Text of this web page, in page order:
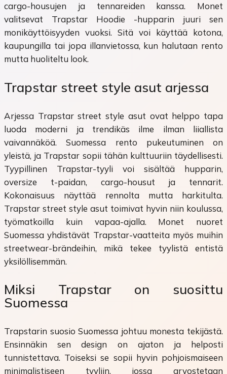
cargo-housujen ja tennareiden kanssa. Monet
valitsevat Trapstar Hoodie -hupparin juuri sen
monikäyttöisyyden vuoksi. Sitä voi käyttää kotona,
kaupungilla tai jopa illanvietossa, kun halutaan rento
mutta huoliteltu look.
Trapstar street style asut arjessa
Arjessa Trapstar street style asut ovat helppo tapa
luoda moderni ja trendikäs ilme ilman liiallista
vaivannäköä. Suomessa rento pukeutuminen on
yleistä, ja Trapstar sopii tähän kulttuuriin täydellisesti.
Tyypillinen Trapstar-tyyli voi sisältää hupparin,
oversize t-paidan, cargo-housut ja tennarit.
Kokonaisuus näyttää rennolta mutta harkitulta.
Trapstar street style asut toimivat hyvin niin koulussa,
työmatkoilla kuin vapaa-ajalla. Monet nuoret
Suomessa yhdistävät Trapstar-vaatteita myös muihin
streetwear-brändeihin, mikä tekee tyylistä entistä
yksilöllisemmän.
Miksi Trapstar on suosittu
Suomessa
Trapstarin suosio Suomessa johtuu monesta tekijästä.
Ensinnäkin sen design on ajaton ja helposti
tunnistettava. Toiseksi se sopii hyvin pohjoismaiseen
minimalistiseen tyyliin, jossa arvostetaan